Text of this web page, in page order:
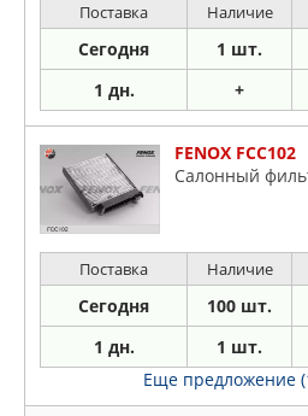
Поставка Наличие
Сегодня 1 шт.
1 дн. +
FENOX FCC102
Салонный
Поставка Наличие
Сегодня 100 шт.
1 дн. 1 шт.
Еще предложение